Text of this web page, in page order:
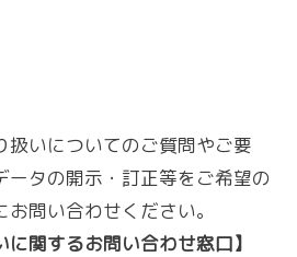
扱いについてのご質問やご要
ータの開示・訂正等をご希望の
問い合わせください。
に関するお問い合わせ窓口】